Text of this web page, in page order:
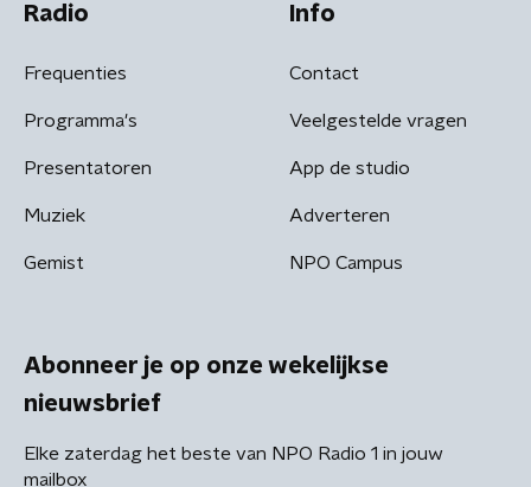
Radio
Frequenties
Programma's
Presentatoren
Muziek
Gemist
Info
Contact
Veelgestelde vragen
App de studio
Adverteren
NPO Campus
Abonneer je op onze wekelijkse
nieuwsbrief
Elke zaterdag het beste van NPO Radio 1 in jouw
mailbox